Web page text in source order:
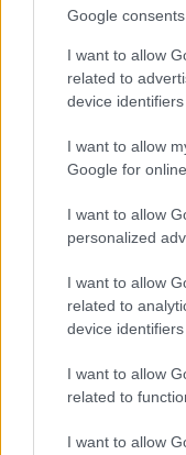
Google consents
I want to allow
related to
device identifiers
I want to allow
Google for
I want to allow
personalized
I want to allow
related to
device identifiers
I want to allow
related to
I want to allow
Γιατί είναι
εύκολα προσβάσιμη
επιλογές διαμονής
μπορείτε να κάνετε
στα χωριά θα